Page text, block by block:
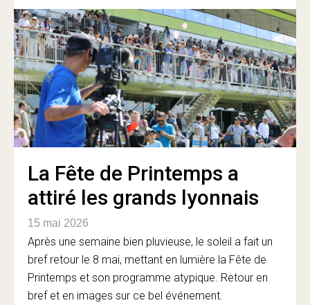
La Fête de Printemps a
attiré les grands lyonnais
15 mai 2026
Après une semaine bien pluvieuse, le soleil a fait un
bref retour le 8 mai, mettant en lumière la Fête de
Printemps et son programme atypique. Retour en
bref et en images sur ce bel événement.